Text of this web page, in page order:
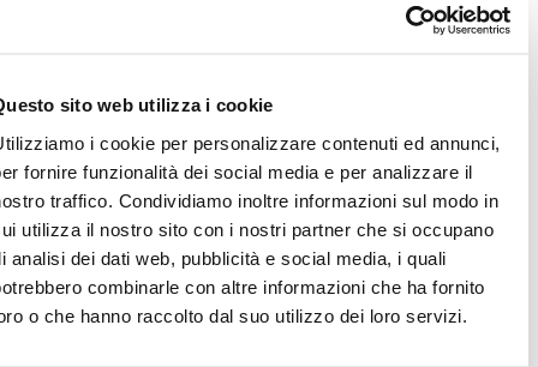
Questo sito web utilizza i cookie
Utilizziamo i cookie per personalizzare contenuti ed annunci,
per fornire funzionalità dei social media e per analizzare il
nostro traffico. Condividiamo inoltre informazioni sul modo in
cui utilizza il nostro sito con i nostri partner che si occupano
di analisi dei dati web, pubblicità e social media, i quali
potrebbero combinarle con altre informazioni che ha fornito
loro o che hanno raccolto dal suo utilizzo dei loro servizi.
مفيدة
Sportello Amico
الذهاب إلى عنوان الرابط